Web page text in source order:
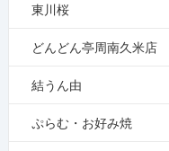
東川桜
どんどん亭周南久米店
結うん由
ぷらむ・お好み焼